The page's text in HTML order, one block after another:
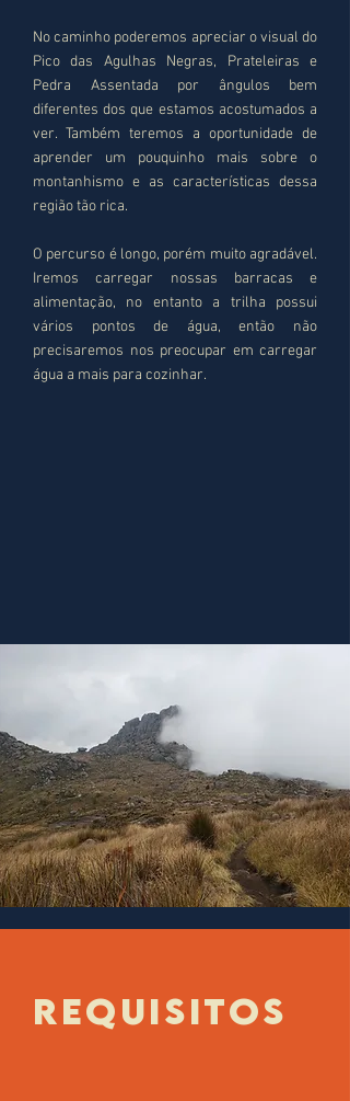
No caminho poderemos apreciar o visual do
Pico das Agulhas Negras, Prateleiras e
Pedra Assentada por ângulos bem
diferentes dos que estamos acostumados a
ver. Também teremos a oportunidade de
aprender um pouquinho mais sobre o
montanhismo e as características dessa
região tão rica.
O percurso é longo, porém muito agradável.
Iremos carregar nossas barracas e
alimentação, no entanto a trilha possui
vários pontos de água, então não
precisaremos nos preocupar em carregar
água a mais para cozinhar.
REQUISITOS